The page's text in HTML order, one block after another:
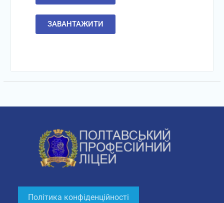
ЗАВАНТАЖИТИ
Політика конфіденційності